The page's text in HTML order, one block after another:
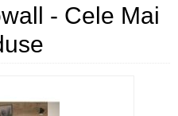
- Cele Mai